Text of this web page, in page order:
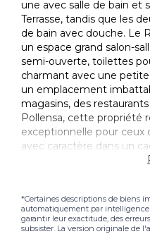
une avec salle de bain et
Terrasse, tandis que les
de bain avec douche. Le
un espace grand salon-
semi-ouverte, toilettes
charmant avec une
un emplacement
magasins, des
Pollensa, cette propriété
exceptionnelle pour ceux
avec caractère dans un
*Certaines descriptions de biens
automatiquement par
garantir leur exactitude, des
subsister. La version originale de